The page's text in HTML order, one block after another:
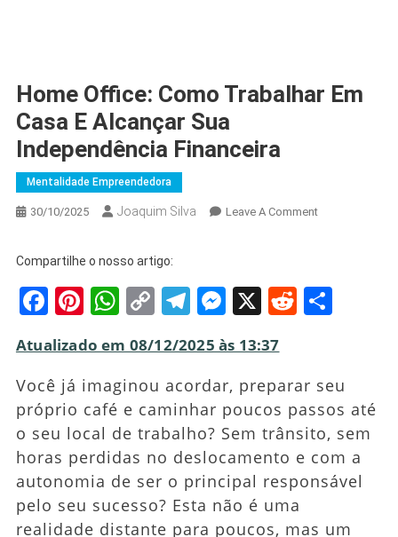
Home Office: Como Trabalhar Em
Casa E Alcançar Sua
Independência Financeira
Mentalidade Empreendedora
30/10/2025 Joaquim Silva Leave A CommentOn
Trabalhar
Em
Sua
Independência
Financeira
Compartilhe o nosso artigo:
Facebook
Pinterest
WhatsApp
CopyTelegram
Messenger
X Reddit
Atualizado em 08/12/2025 às 13:37
Você já imaginou acordar, preparar seu
próprio café e caminhar poucos passos até
o seu local de trabalho? Sem trânsito, sem
horas perdidas no deslocamento e com a
autonomia de ser o principal responsável
pelo seu sucesso? Esta não é uma
realidade distante para poucos, mas um